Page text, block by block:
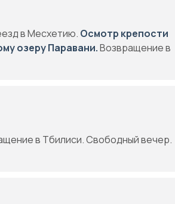
в Месхетию. Осмотр крепости
озеру Паравани.Возвращение в
в Тбилиси. Свободный вечер.